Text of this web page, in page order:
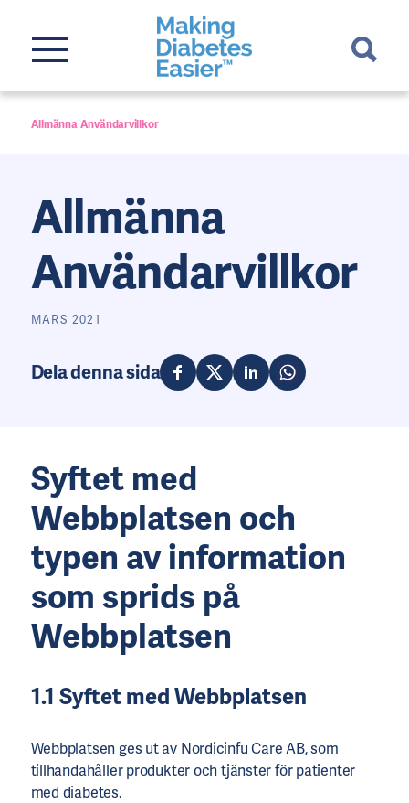
Allmänna Användarvillkor
Allmänna
Användarvillkor
MARS 2021
Dela denna sida
Syftet med
Webbplatsen och
typen av information
som sprids på
Webbplatsen
1.1 Syftet med Webbplatsen
Webbplatsen ges ut av Nordicinfu Care AB, som
tillhandahåller produkter och tjänster för patienter
med diabetes.